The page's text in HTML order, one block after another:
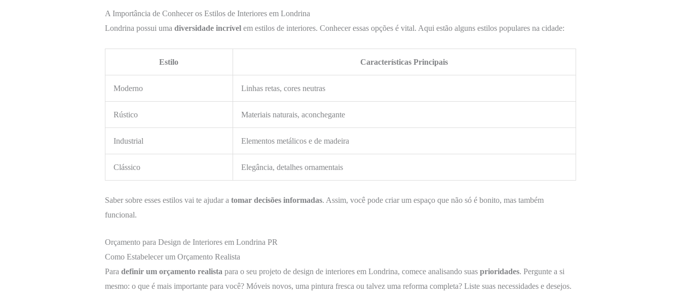
A Importância de Conhecer os Estilos de Interiores em Londrina
Londrina possui uma diversidade incrívelem estilos de interiores. Conhecer essas opções é vital. Aqui estão alguns estilos populares na cidade:
Estilo Características Principais
Moderno Linhas retas, cores neutras
Rústico Materiais naturais, aconchegante
Industrial Elementos metálicos e de madeira
Clássico Elegância, detalhes ornamentais
Saber sobre esses estilos vai te ajudar a tomar decisões informadas. Assim, você pode criar um espaço que não só é bonito, mas também
funcional.
Orçamento para Design de Interiores em Londrina PR
Como Estabelecer um Orçamento Realista
Para definir um orçamento realistapara o seu projeto de design de interiores em Londrina, comece analisando suas prioridades. Pergunte a si
mesmo: o que é mais importante para você? Móveis novos, uma pintura fresca ou talvez uma reforma completa? Liste suas necessidades e desejos.